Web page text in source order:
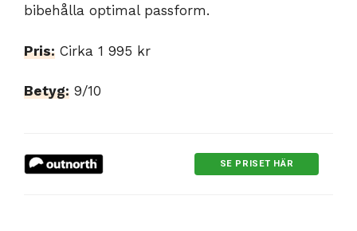
bibehålla optimal passform.
Pris: Cirka 1 995 kr
Betyg: 9/10
SE PRISET HÄR